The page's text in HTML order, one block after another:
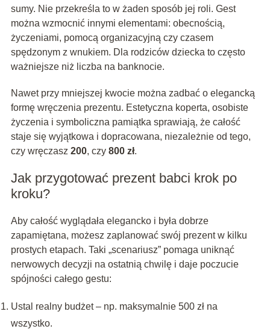
sumy. Nie przekreśla to w żaden sposób jej roli. Gest
można wzmocnić innymi elementami: obecnością,
życzeniami, pomocą organizacyjną czy czasem
spędzonym z wnukiem. Dla rodziców dziecka to często
ważniejsze niż liczba na banknocie.
Nawet przy mniejszej kwocie można zadbać o elegancką
formę wręczenia prezentu. Estetyczna koperta, osobiste
życzenia i symboliczna pamiątka sprawiają, że całość
staje się wyjątkowa i dopracowana, niezależnie od tego,
czy wręczasz 200, czy 800 zł.
Jak przygotować prezent babci krok po
kroku?
Aby całość wyglądała elegancko i była dobrze
zapamiętana, możesz zaplanować swój prezent w kilku
prostych etapach. Taki „scenariusz” pomaga uniknąć
nerwowych decyzji na ostatnią chwilę i daje poczucie
spójności całego gestu:
Ustal realny budżet – np. maksymalnie 500 zł na
wszystko.